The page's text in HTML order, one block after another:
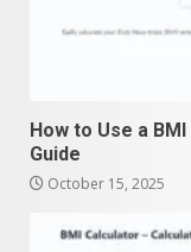
How to Use a
Guide
October 15, 2025